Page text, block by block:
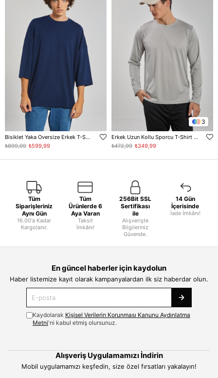
Bisiklet Yaka Oversize Erkek T-Shirt - Lacivert
₺599,99
₺899,99
3
Erkek Uzun Kollu Sporcu T-Shirt - Gri
₺349,99
₺472,99
Tüm
Siparişleriniz
Aynı Gün
16.00'a Kadar
Kargolanır.
Tüm
Ürünlerde 6
Aya Varan
Taksit
İmkânı!
256Bit SSL
Sertifikası
ile
Alışverişte
Bilgileriniz
Güvende.
14 Gün
İçerisinde
İade İmkânı!
En güncel haberler için kaydolun
Haber listemize kayıt olarak kampanyalardan ilk siz haberdar olun.
Kaydolarak Kişisel Verilerin Korunması Kanunu Aydınlatma
Metni'ni kabul etmiş olursunuz.
Alışveriş Uygulamamızı İndirin
Mobil uygulamamızı keşfedin, size özel fırsatları yakalayın!